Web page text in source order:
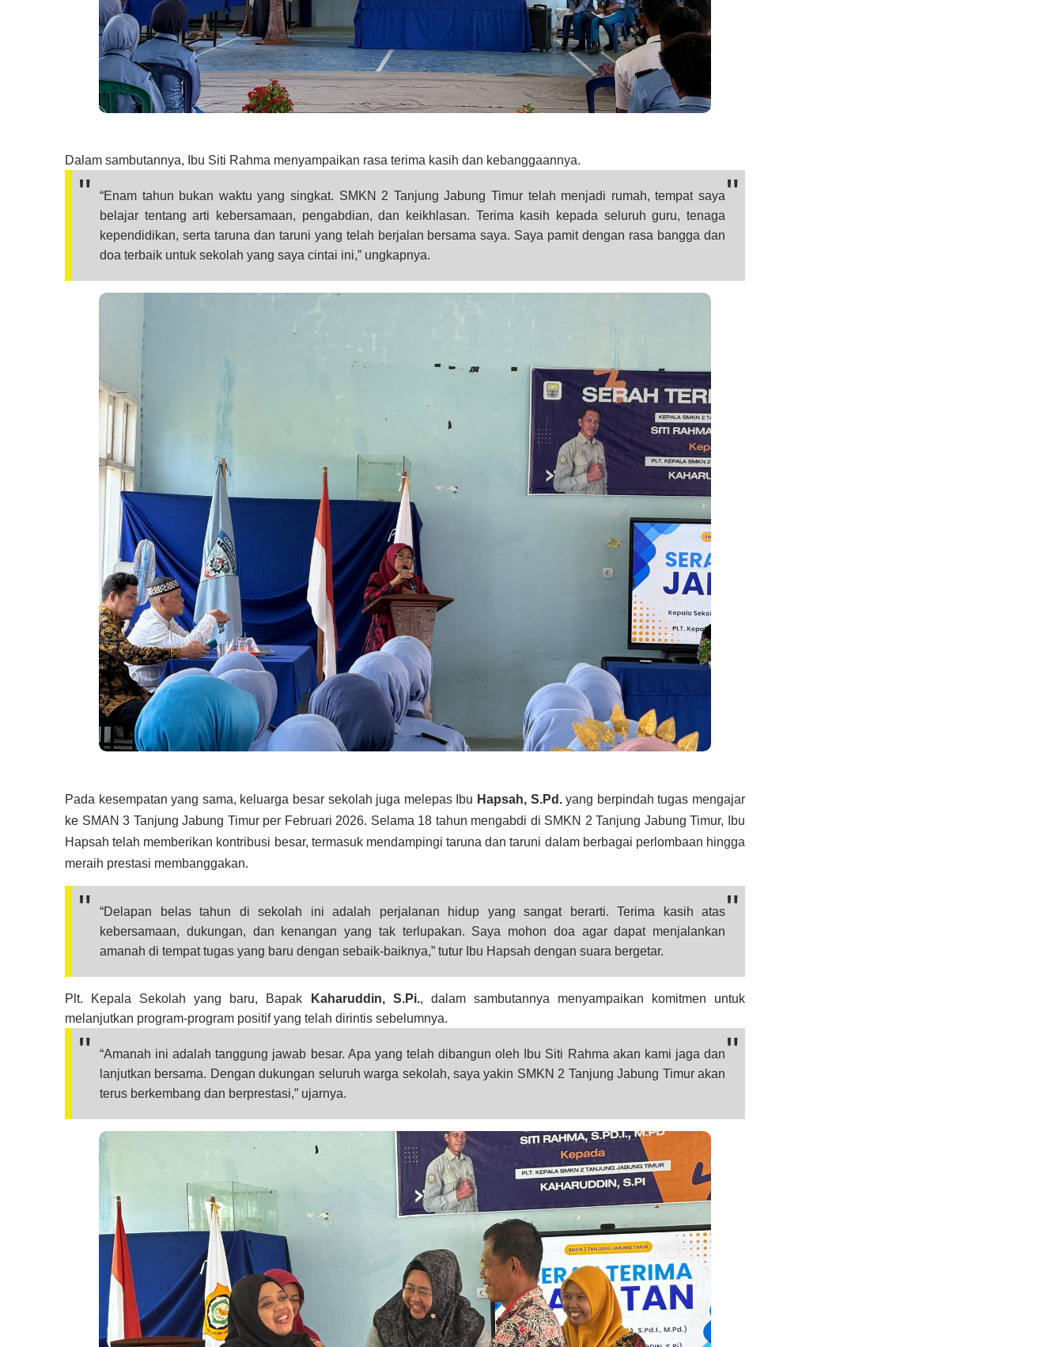
Dalam sambutannya, Ibu Siti Rahma menyampaikan rasa terima kasih dan kebanggaannya.
“Enam tahun bukan waktu yang singkat. SMKN 2 Tanjung Jabung Timur telah menjadi rumah, tempat saya
belajar tentang arti kebersamaan, pengabdian, dan keikhlasan. Terima kasih kepada seluruh guru, tenaga
kependidikan, serta taruna dan taruni yang telah berjalan bersama saya. Saya pamit dengan rasa bangga dan
doa terbaik untuk sekolah yang saya cintai ini,” ungkapnya.
Pada kesempatan yang sama, keluarga besar sekolah juga melepas Ibu Hapsah, S.Pd.yang berpindah tugas mengajar
ke SMAN 3 Tanjung Jabung Timurper Februari 2026. Selama 18 tahun mengabdi di SMKN 2 Tanjung Jabung Timur, Ibu
Hapsah telah memberikan kontribusi besar, termasuk mendampingi taruna dan taruni dalam berbagai perlombaan hingga
meraih prestasi membanggakan.
“Delapan belas tahun di sekolah ini adalah perjalanan hidup yang sangat berarti. Terima kasih atas
kebersamaan, dukungan, dan kenangan yang tak terlupakan. Saya mohon doa agar dapat menjalankan
amanah di tempat tugas yang baru dengan sebaik-baiknya,” tutur Ibu Hapsah dengan suara bergetar.
Plt. Kepala Sekolah yang baru, Bapak Kaharuddin, S.Pi., dalam sambutannya menyampaikan komitmen untuk
melanjutkan program-program positif yang telah dirintis sebelumnya.
“Amanah ini adalah tanggung jawab besar. Apa yang telah dibangun oleh Ibu Siti Rahma akan kami jaga dan
lanjutkan bersama. Dengan dukungan seluruh warga sekolah, saya yakin SMKN 2 Tanjung Jabung Timur akan
terus berkembang dan berprestasi,” ujarnya.